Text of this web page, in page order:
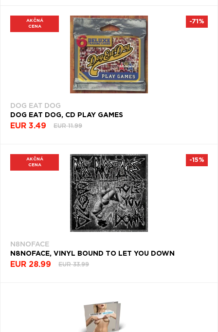
AKČNÁ
CENA
DOG EAT DOG
DOG EAT DOG, CD PLAY GAMES
EUR 3.49 EUR 11.99
-71%
AKČNÁ
CENA
N8NOFACE
N8NOFACE, VINYL BOUND TO LET YOU DOWN
EUR 28.99 EUR 33.99
-15%